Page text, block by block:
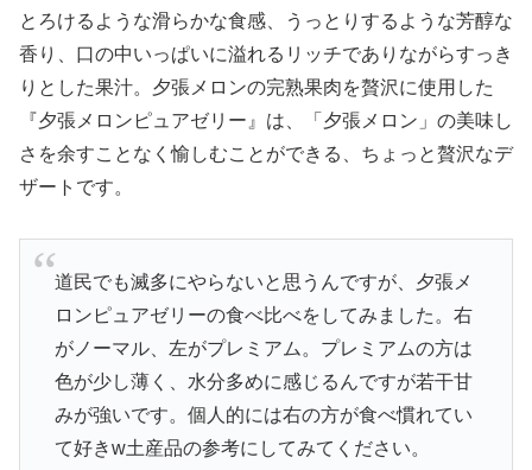
とろけるような滑らかな食感、うっとりするような芳醇な
香り、口の中いっぱいに溢れるリッチでありながらすっき
りとした果汁。夕張メロンの完熟果肉を贅沢に使用した
『夕張メロンピュアゼリー』は、「夕張メロン」の美味し
さを余すことなく愉しむことができる、ちょっと贅沢なデ
ザートです。
道民でも滅多にやらないと思うんですが、夕張メ
ロンピュアゼリーの食べ比べをしてみました。右
がノーマル、左がプレミアム。プレミアムの方は
色が少し薄く、水分多めに感じるんですが若干甘
みが強いです。個人的には右の方が食べ慣れてい
て好きw土産品の参考にしてみてください。